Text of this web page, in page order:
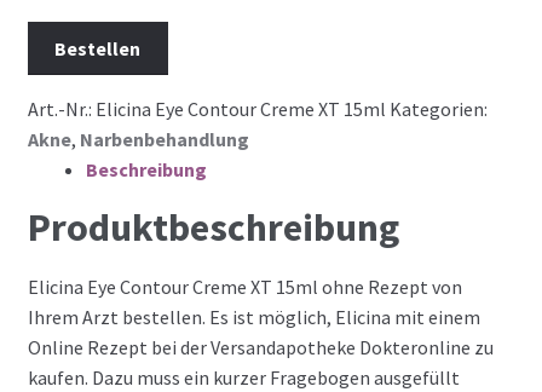
Bestellen
Art.-Nr.: Elicina Eye Contour Creme XT 15ml Kategorien:
Akne, Narbenbehandlung
Beschreibung
Produktbeschreibung
Elicina Eye Contour Creme XT 15ml ohne Rezept von
Ihrem Arzt bestellen. Es ist möglich, Elicina mit einem
Online Rezept bei der Versandapotheke Dokteronline zu
kaufen. Dazu muss ein kurzer Fragebogen ausgefüllt